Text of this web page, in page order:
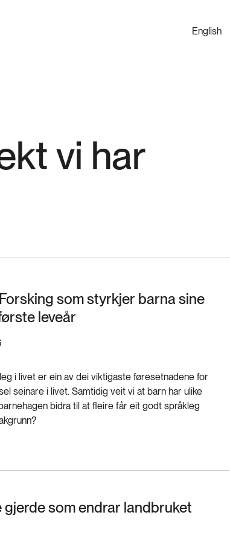
English
vi har
som styrkjer barna sine
leveår
i livet er ein av dei viktigaste føresetnadene for
seinare i livet. Samtidig veit vi at barn har ulike
bidra til at fleire får eit godt språkleg
gjerde som endrar landbruket